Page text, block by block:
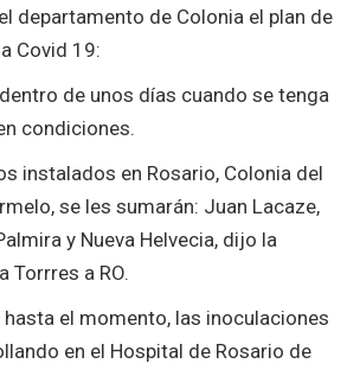
departamento de Colonia el plan de
Covid 19:
de unos días cuando se tenga
condiciones.
instalados en Rosario, Colonia del
se les sumarán: Juan Lacaze,
y Nueva Helvecia, dijo la
Torrres a RO.
el momento, las inoculaciones
en el Hospital de Rosario de